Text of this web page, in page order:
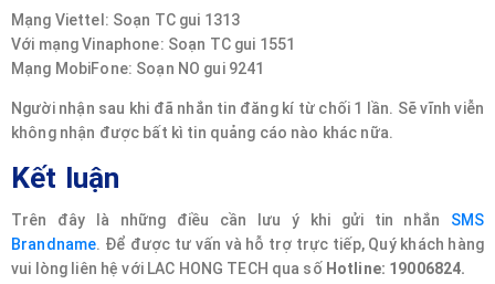
Mạng Viettel: Soạn TC gui 1313
Với mạng Vinaphone: Soạn TC gui 1551
Mạng MobiFone: Soạn NO gui 9241
Người nhận sau khi đã nhắn tin đăng kí từ chối 1 lần. Sẽ vĩnh viễn
không nhận được bất kì tin quảng cáo nào khác nữa.
Kết luận
Trên đây là những điều cần lưu ý khi gửi tin nhắn SMS
Brandname. Để được tư vấn và hỗ trợ trực tiếp, Quý khách hàng
vui lòng liên hệ với LAC HONG TECH qua số Hotline: 19006824.